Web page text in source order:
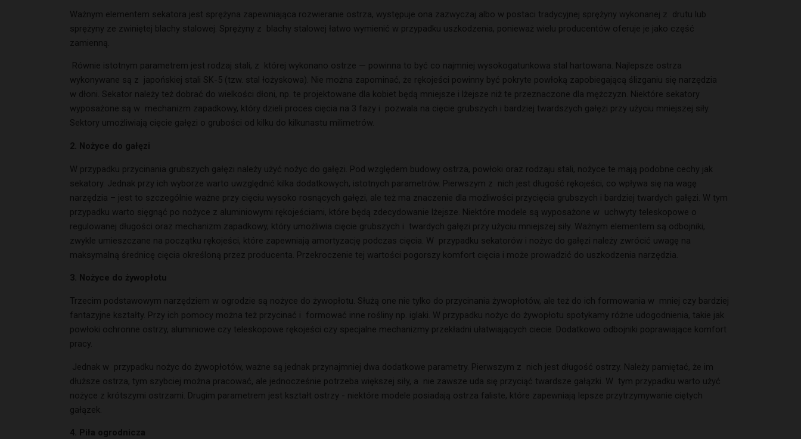
Ważnym elementem sekatora jest sprężyna zapewniająca rozwieranie ostrza, występuje ona zazwyczaj albo w postaci tradycyjnej sprężyny wykonanej z drutu lub
sprężyny ze zwiniętej blachy stalowej. Sprężyny z blachy stalowej łatwo wymienić w przypadku uszkodzenia, ponieważ wielu producentów oferuje je jako część
zamienną.
Równie istotnym parametrem jest rodzaj stali, z której wykonano ostrze — powinna to być co najmniej wysokogatunkowa stal hartowana. Najlepsze ostrza
wykonywane są z japońskiej stali SK-5 (tzw. stal łożyskowa). Nie można zapominać, że rękojeści powinny być pokryte powłoką zapobiegającą ślizganiu się narzędzia
w dłoni. Sekator należy też dobrać do wielkości dłoni, np. te projektowane dla kobiet będą mniejsze i lżejsze niż te przeznaczone dla mężczyzn. Niektóre sekatory
wyposażone są w mechanizm zapadkowy, który dzieli proces cięcia na 3 fazy i pozwala na cięcie grubszych i bardziej twardszych gałęzi przy użyciu mniejszej siły.
Sektory umożliwiają cięcie gałęzi o grubości od kilku do kilkunastu milimetrów.
2. Nożyce do gałęzi
W przypadku przycinania grubszych gałęzi należy użyć nożyc do gałęzi. Pod względem budowy ostrza, powłoki oraz rodzaju stali, nożyce te mają podobne cechy jak
sekatory. Jednak przy ich wyborze warto uwzględnić kilka dodatkowych, istotnych parametrów. Pierwszym z nich jest długość rękojeści, co wpływa się na wagę
narzędzia – jest to szczególnie ważne przy cięciu wysoko rosnących gałęzi, ale też ma znaczenie dla możliwości przycięcia grubszych i bardziej twardych gałęzi. W tym
przypadku warto sięgnąć po nożyce z aluminiowymi rękojeściami, które będą zdecydowanie lżejsze. Niektóre modele są wyposażone w uchwyty teleskopowe o
regulowanej długości oraz mechanizm zapadkowy, który umożliwia cięcie grubszych i twardych gałęzi przy użyciu mniejszej siły. Ważnym elementem są odbojniki,
zwykle umieszczane na początku rękojeści, które zapewniają amortyzację podczas cięcia. W przypadku sekatorów i nożyc do gałęzi należy zwrócić uwagę na
maksymalną średnicę cięcia określoną przez producenta. Przekroczenie tej wartości pogorszy komfort cięcia i może prowadzić do uszkodzenia narzędzia.
3. Nożyce do żywopłotu
Trzecim podstawowym narzędziem w ogrodzie są nożyce do żywopłotu. Służą one nie tylko do przycinania żywopłotów, ale też do ich formowania w mniej czy bardziej
fantazyjne kształty. Przy ich pomocy można też przycinać i formować inne rośliny np. iglaki. W przypadku nożyc do żywopłotu spotykamy różne udogodnienia, takie jak
powłoki ochronne ostrzy, aluminiowe czy teleskopowe rękojeści czy specjalne mechanizmy przekładni ułatwiających ciecie. Dodatkowo odbojniki poprawiające komfort
pracy.
Jednak w przypadku nożyc do żywopłotów, ważne są jednak przynajmniej dwa dodatkowe parametry. Pierwszym z nich jest długość ostrzy. Należy pamiętać, że im
dłuższe ostrza, tym szybciej można pracować, ale jednocześnie potrzeba większej siły, a nie zawsze uda się przyciąć twardsze gałązki. W tym przypadku warto użyć
nożyce z krótszymi ostrzami. Drugim parametrem jest kształt ostrzy - niektóre modele posiadają ostrza faliste, które zapewniają lepsze przytrzymywanie ciętych
gałązek.
4. Piła ogrodnicza